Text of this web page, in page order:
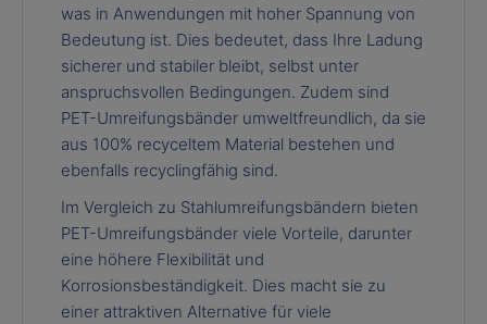
was in Anwendungen mit hoher Spannung von
Bedeutung ist. Dies bedeutet, dass Ihre Ladung
sicherer und stabiler bleibt, selbst unter
anspruchsvollen Bedingungen. Zudem sind
PET-Umreifungsbänder umweltfreundlich, da sie
aus 100% recyceltem Material bestehen und
ebenfalls recyclingfähig sind.
Im Vergleich zu Stahlumreifungsbändern bieten
PET-Umreifungsbänder viele Vorteile, darunter
eine höhere Flexibilität und
Korrosionsbeständigkeit. Dies macht sie zu
einer attraktiven Alternative für viele